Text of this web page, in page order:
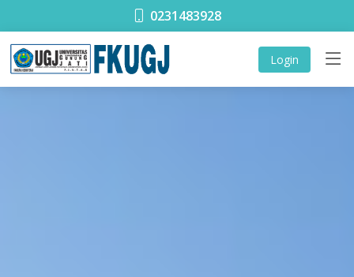
0231483928
Login